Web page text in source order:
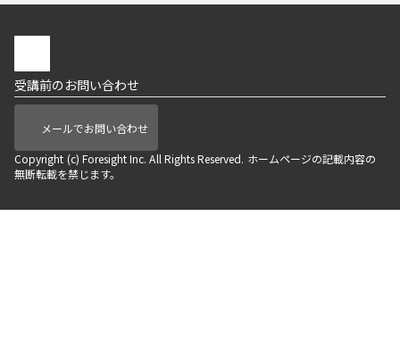
受講前のお問い合わせ
メールでお問い合わせ
Copyright (c) Foresight Inc. All Rights Reserved. ホームページの記載内容の
無断転載を禁じます。